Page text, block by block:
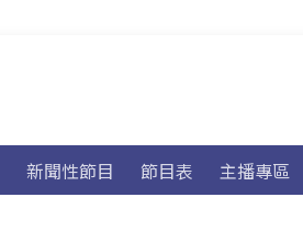
新聞性節目 節目表 主播專區